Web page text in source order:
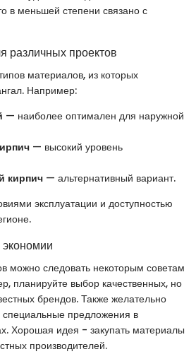
в меньшей степени связано с
различных проектов
материалов, из которых
Например:
— наиболее оптимален для наружной
— высокий уровень
кирпич — альтернативный вариант.
эксплуатации и доступностью
можно следовать некоторым советам
планируйте выбор качественных, но
брендов. Также желательно
предложения в
Хорошая идея - закупать материалы
производителей.